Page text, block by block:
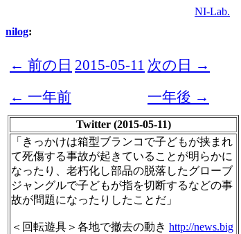
NI-Lab.
nilog:
← 前の日 2015-05-11 次の日 →
← 一年前
一年後 →
Twitter (2015-05-11)
「きっかけは箱型ブランコで子どもが挟まれ
て死傷する事故が起きていることが明らかに
なったり、老朽化し部品の脱落したグローブ
ジャングルで子どもが指を切断するなどの事
故が問題になったりしたことだ」
＜回転遊具＞各地で撤去の動き http://news.big